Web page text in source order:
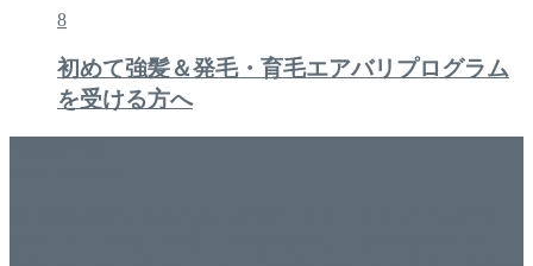
8
初めて強髪＆発毛・育毛エアバリプログラム
を受ける方へ